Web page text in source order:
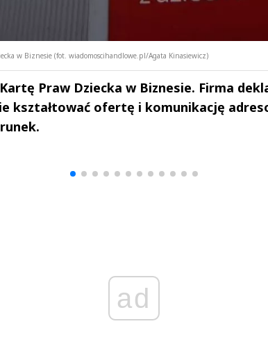
w Biznesie (fot. wiadomoscihandlowe.pl/Agata Kinasiewicz)
Praw Dziecka w Biznesie. Firma
kształtować ofertę i komunikację
ad
Marta i Andrzej